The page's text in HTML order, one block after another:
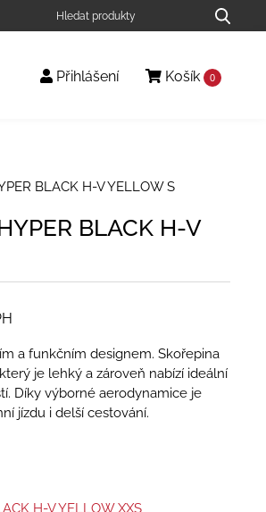
Přihlášení Košík 0
BLACK H-V YELLOW S
BLACK H-V
a funkčním designem. Skořepina
je lehký a zároveň nabízí ideální
Díky výborné aerodynamice je
jízdu i delší cestování.
H-V YELLOW XXS